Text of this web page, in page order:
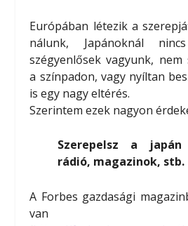
Európában létezik a
nálunk, Japánoknál
szégyenlősek vagyunk,
a színpadon, vagy nyíltan
is egy nagy eltérés.
Szerintem ezek nagyon
Szerepelsz a japán
rádió, magazinok, stb.
A Forbes gazdasági
van